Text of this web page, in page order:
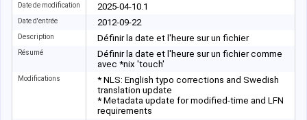
Date de modification 2025-04-10.1
Date d'entrée 2012-09-22
Description Définir la date et l'heure sur un fichier
Résumé
Définir la date et l'heure sur un fichier comme
avec *nix 'touch'
Modifications
* NLS: English typo corrections and Swedish
translation update
* Metadata update for modified-time and LFN
requirements